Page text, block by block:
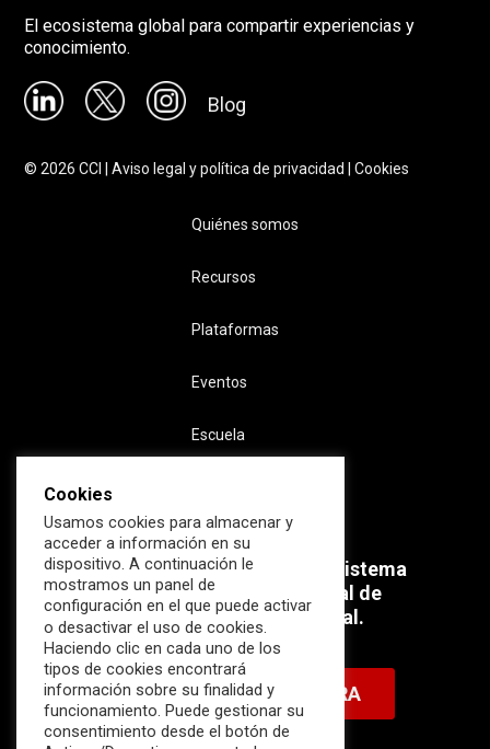
El ecosistema global para compartir experiencias y
conocimiento.
Blog
©2026 CCI |Aviso legal y política de privacidad |Cookies
Quiénes somos
Recursos
Plataformas
Eventos
Escuela
Súmate ahora al mayor Ecosistema
profesional e internacional de
Ciberseguridad Industrial.
HAZTE MIEMBRO AHORA
Cookies
Usamos cookies para almacenar y
acceder a información en su
dispositivo. A continuación le
mostramos un panel de
configuración en el que puede activar
o desactivar el uso de cookies.
Haciendo clic en cada uno de los
tipos de cookies encontrará
información sobre su finalidad y
funcionamiento. Puede gestionar su
consentimiento desde el botón de